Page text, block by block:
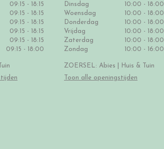
09:15 - 18:15
09:15 - 18:15
09:15 - 18:15
09:15 - 18:15
09:15 - 18:15
09:15 - 18:00
Dinsdag
10:00 - 18:00
Woensdag
10:00 - 18:00
Donderdag
10:00 - 18:00
Vrijdag
10:00 - 18:00
Zaterdag
10:00 - 18:00
Zondag
10:00 - 16:00
ZOERSEL: Abies | Huis & Tuin
Toon alle openingstijden